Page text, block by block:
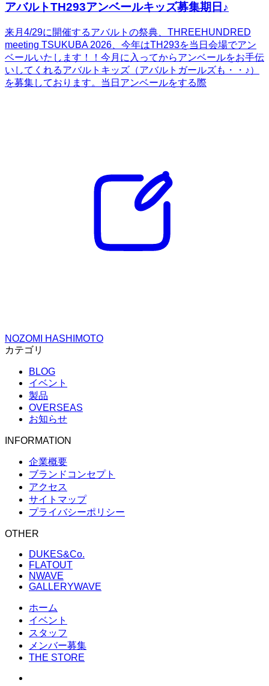
アバルトTH293アンベールキッズ募集期日♪
来月4/29に開催するアバルトの祭典、THREEHUNDRED
meeting TSUKUBA 2026、今年はTH293を当日会場でアン
ベールいたします！！今月に入ってからアンベールをお手伝
いしてくれるアバルトキッズ（アバルトガールズも・・♪）
を募集しております。当日アンベールをする際
NOZOMI HASHIMOTO
カテゴリ
BLOG
イベント
製品
OVERSEAS
お知らせ
INFORMATION
企業概要
ブランドコンセプト
アクセス
サイトマップ
プライバシーポリシー
OTHER
DUKES&Co.
FLATOUT
NWAVE
GALLERYWAVE
ホーム
イベント
スタッフ
メンバー募集
THE STORE